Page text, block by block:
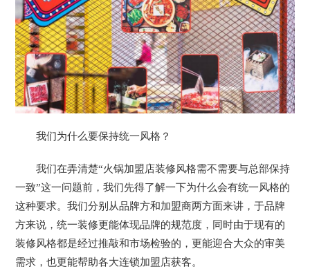
我们为什么要保持统一风格？
我们在弄清楚“火锅加盟店装修风格需不需要与总部保持
一致”这一问题前，我们先得了解一下为什么会有统一风格的
这种要求。我们分别从品牌方和加盟商两方面来讲，于品牌
方来说，统一装修更能体现品牌的规范度，同时由于现有的
装修风格都是经过推敲和市场检验的，更能迎合大众的审美
需求，也更能帮助各大连锁加盟店获客。